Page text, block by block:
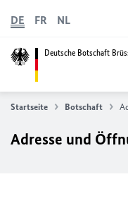
Deutsche Botschaft
DE FR NL
Startseite Botschaft
Adresse und